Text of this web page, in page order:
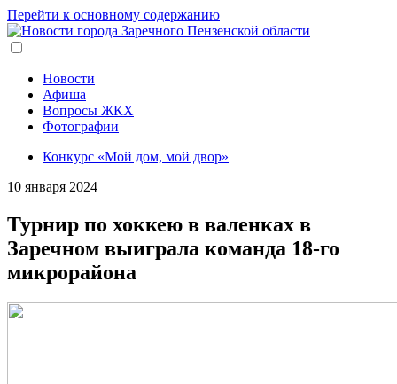
Перейти к основному содержанию
Новости
Афиша
Вопросы ЖКХ
Фотографии
Конкурс «Мой дом, мой двор»
10 января 2024
Турнир по хоккею в валенках в
Заречном выиграла команда 18-го
микрорайона